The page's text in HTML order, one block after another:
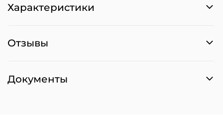
Характеристики
Отзывы
Документы